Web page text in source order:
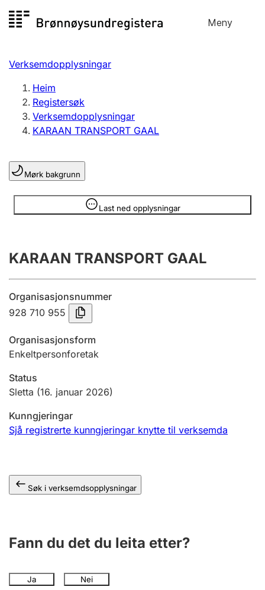
til
Meny
Registersøk
Aksjeselskap
Enkeltpersonføretak
Registrere, endre, slette
Lag og foreining
Registrere, endre, slette
Innsending og forseinkingsgebyr
Tinglysing
Jeger
Andre tema
Verksemdopplysningar
Heim
Registersøk
Verksemdopplysningar
KARAAN TRANSPORT GAAL
Mørk bakgrunn
Last ned opplysningar
Opplysninger er skjult
KARAAN TRANSPORT GAAL
Organisasjonsnummer
928 710 955
Organisasjonsform
Enkeltpersonforetak
Status
Sletta (16. januar 2026)
Kunngjeringar
Sjå registrerte kunngjeringar knytte til verksemda
Søk i verksemdsopplysningar
Fann du det du leita etter?
Ja Nei